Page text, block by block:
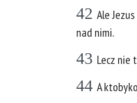
42 Ale
nad nimi.
43 Lecz nie
44 A